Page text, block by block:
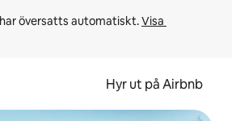
översatts automatiskt. Visa
Hyr ut på Airbnb